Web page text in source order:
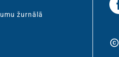
žurnālā
copyright